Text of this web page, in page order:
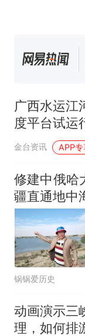
广西水运江
度平台试运
金台资讯 APP专
修建中俄哈
疆直通地中
锅锅爱历史
动画演示三
理，如何排